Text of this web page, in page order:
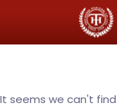
It seems we can't